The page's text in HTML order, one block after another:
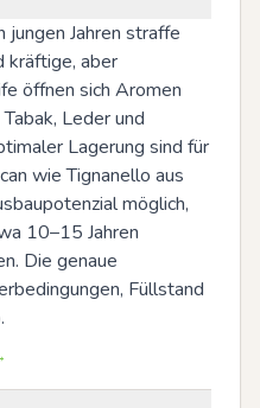
Jahren straffe
kräftige, aber
öffnen sich Aromen
Leder und
Lagerung sind für
wie Tignanello aus
möglich,
10–15 Jahren
Die genaue
Füllstand